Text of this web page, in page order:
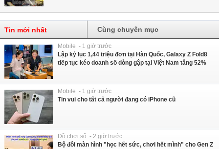
Tin mới nhất Cùng chuyên mục
Mobile - 1 giờ trước
Lập kỷ lục 1,44 triệu đơn tại Hàn Quốc, Galaxy Z Fold8
tiếp tục kéo doanh số dòng gập tại Việt Nam tăng 52%
Mobile - 1 giờ trước
Tin vui cho tất cả người đang có iPhone cũ
Đồ chơi số - 2 giờ trước
Bộ đôi màn hình "học hết sức, chơi hết mình" cho Gen Z